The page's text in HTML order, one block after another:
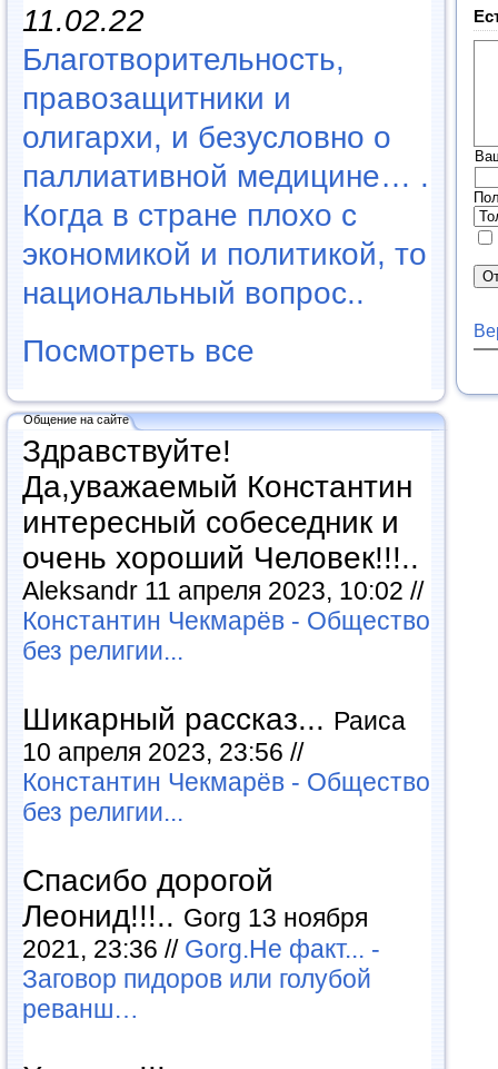
11.02.22
Благотворительность,
правозащитники и
олигархи, и безусловно о
паллиативной медицине… .
Когда в стране плохо с
экономикой и политикой, то
национальный вопрос..
Посмотреть все
Общение на сайте
Здравствуйте!
Да,уважаемый Константин
интересный собеседник и
очень хороший Человек!!!..
Aleksandr 11 апреля 2023, 10:02 //
Константин Чекмарёв - Общество
без религии...
Шикарный рассказ... Раиса
10 апреля 2023, 23:56 //
Константин Чекмарёв - Общество
без религии...
Спасибо дорогой
Леонид!!!.. Gorg 13 ноября
2021, 23:36 // Gorg.Не факт... -
Заговор пидоров или голубой
реванш…